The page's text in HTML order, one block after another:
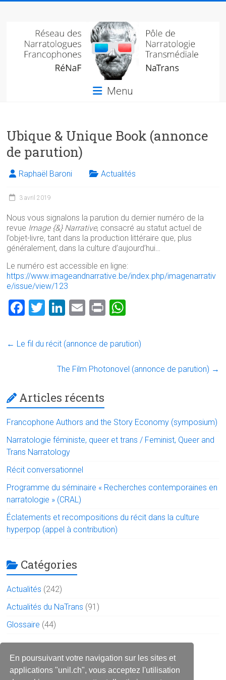
En poursuivant votre navigation sur les sites et
applications "unil.ch", vous acceptez l'utilisation
Réseau
des
narratologues
francophone
de
narratologie
transmédiale
(NaTrans)
Menu
Ubique & Unique Book (annonce
de parution)
Raphaël Baroni Actualités
3 avril 2019
Nous vous signalons la parution du dernier numéro de la
revue Image {&} Narrative, consacré au statut actuel de
l’objet-livre, tant dans la production littéraire que, plus
généralement, dans la culture d’aujourd’hui…
Le numéro est accessible en ligne:
https://www.imageandnarrative.be/index.php/imagenarrativ
e/issue/view/123
F
ce
ok
T
tt
Li
e
n
E
ai
Pr
t
at
A
← Le fil du récit (annonce de parution)
The Film Photonovel (annonce de parution) →
Articles récents
Francophone Authors and the Story Economy (symposium)
Narratologie féministe, queer et trans / Feminist, Queer and
Trans Narratology
Récit conversationnel
Programme du séminaire « Recherches contemporaines en
narratologie » (CRAL)
Éclatements et recompositions du récit dans la culture
hyperpop (appel à contribution)
Catégories
Actualités (242)
Actualités du NaTrans (91)
Glossaire (44)
Le réseau sur les réseaux